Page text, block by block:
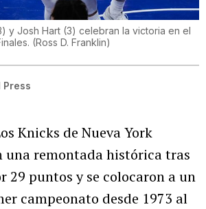
y Josh Hart (3) celebran la victoria en el
(Ross D. Franklin)
Press
Knicks de Nueva York
una remontada histórica tras
29 puntos y se colocaron a un
campeonato desde 1973 al